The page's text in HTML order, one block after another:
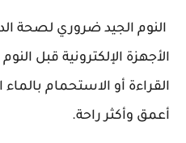
النوم الجيد ضروري لصحة
الأجهزة الإلكترونية قبل
القراءة أو الاستحمام
أعمق وأكثر راحة.